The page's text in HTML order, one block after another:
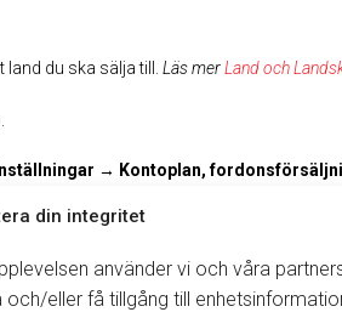
din integritet
använder vi och våra
eller få tillgång till
land du ska sälja till. Läs merLand och
→ Kontoplan,
fordonsförsäljning momsfri i vänstra fältet